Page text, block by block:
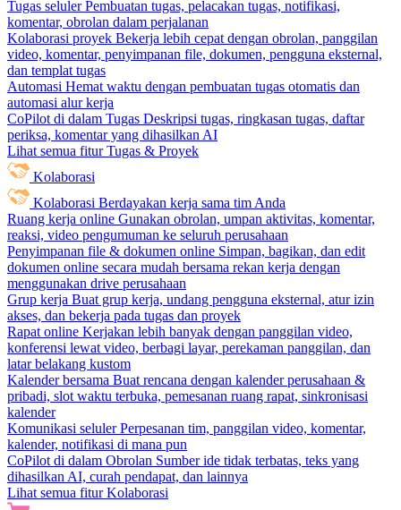
Tugas seluler Pembuatan tugas, pelacakan tugas, notifikasi,
komentar, obrolan dalam perjalanan
Kolaborasi proyek Bekerja lebih cepat dengan obrolan, panggilan
video, komentar, penyimpanan file, dokumen, pengguna eksternal,
dan templat tugas
Automasi Hemat waktu dengan pembuatan tugas otomatis dan
automasi alur kerja
CoPilot di dalam Tugas Deskripsi tugas, ringkasan tugas, daftar
periksa, komentar yang dihasilkan AI
Lihat semua fitur Tugas & Proyek
Kolaborasi
Kolaborasi Berdayakan kerja sama tim Anda
Ruang kerja online Gunakan obrolan, umpan aktivitas, komentar,
reaksi, video pengumuman ke seluruh perusahaan
Penyimpanan file & dokumen online Simpan, bagikan, dan edit
dokumen online secara mudah bersama rekan kerja dengan
menggunakan drive perusahaan
Grup kerja Buat grup kerja, undang pengguna eksternal, atur izin
akses, dan bekerja pada tugas dan proyek
Rapat online Kerjakan lebih banyak dengan panggilan video,
konferensi lewat video, berbagi layar, perekaman panggilan, dan
latar belakang kustom
Kalender bersama Buat rencana dengan kalender perusahaan &
pribadi, slot waktu terbuka, pemesanan ruang rapat, sinkronisasi
kalender
Komunikasi seluler Perpesanan tim, panggilan video, komentar,
kalender, notifikasi di mana pun
CoPilot di dalam Obrolan Sumber ide tidak terbatas, teks yang
dihasilkan AI, curah pendapat, dan lainnya
Lihat semua fitur Kolaborasi